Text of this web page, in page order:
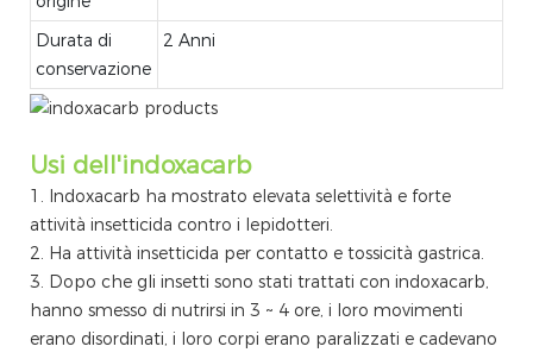
Durata di
conservazione
2 Anni
Usi dell'indoxacarb
1. Indoxacarb ha mostrato elevata selettività e forte
attività insetticida contro i lepidotteri.
2. Ha attività insetticida per contatto e tossicità gastrica.
3. Dopo che gli insetti sono stati trattati con indoxacarb,
hanno smesso di nutrirsi in 3 ~ 4 ore, i loro movimenti
erano disordinati, i loro corpi erano paralizzati e cadevano